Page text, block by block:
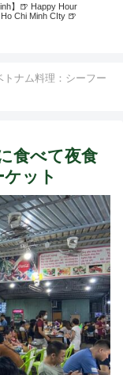
】🍺 Happy Hour
Chi Minh CIty 🍺
トナム料理：シーフー
食べて夜食
ット